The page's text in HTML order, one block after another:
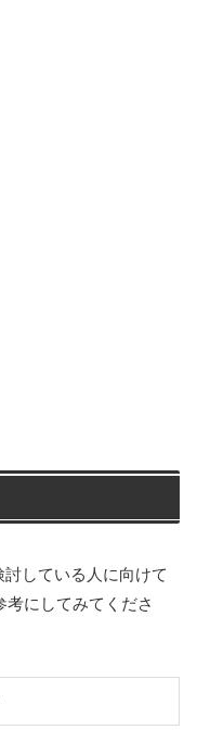
している人に向けて
にしてみてくださ